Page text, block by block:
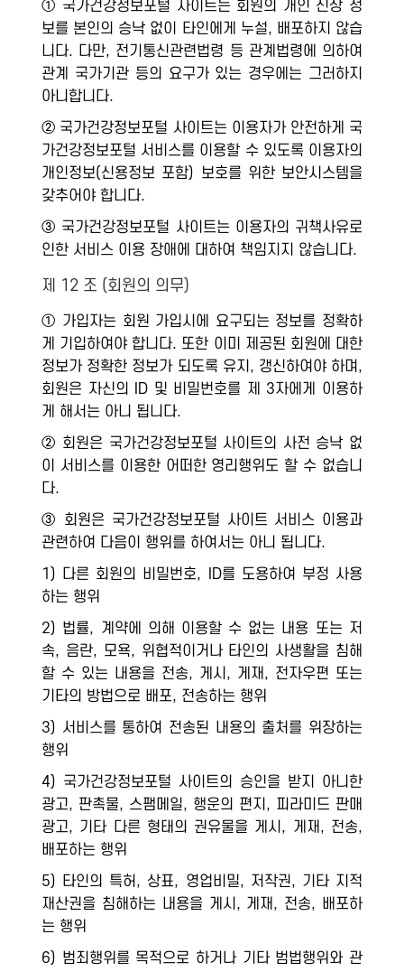
① 국가건강정보포털 사이트는 회원의 개인 신상 정
보를 본인의 승낙 없이 타인에게 누설, 배포하지 않습
니다. 다만, 전기통신관련법령 등 관계법령에 의하여
관계 국가기관 등의 요구가 있는 경우에는 그러하지
아니합니다.
② 국가건강정보포털 사이트는 이용자가 안전하게 국
가건강정보포털 서비스를 이용할 수 있도록 이용자의
개인정보(신용정보 포함) 보호를 위한 보안시스템을
갖추어야 합니다.
③ 국가건강정보포털 사이트는 이용자의 귀책사유로
인한 서비스 이용 장애에 대하여 책임지지 않습니다.
제 12 조 (회원의 의무)
① 가입자는 회원 가입시에 요구되는 정보를 정확하
게 기입하여야 합니다. 또한 이미 제공된 회원에 대한
정보가 정확한 정보가 되도록 유지, 갱신하여야 하며,
회원은 자신의 ID 및 비밀번호를 제 3자에게 이용하
게 해서는 아니 됩니다.
② 회원은 국가건강정보포털 사이트의 사전 승낙 없
이 서비스를 이용한 어떠한 영리행위도 할 수 없습니
다.
③ 회원은 국가건강정보포털 사이트 서비스 이용과
관련하여 다음이 행위를 하여서는 아니 됩니다.
1) 다른 회원의 비밀번호, ID를 도용하여 부정 사용
하는 행위
2) 법률, 계약에 의해 이용할 수 없는 내용 또는 저
속, 음란, 모욕, 위협적이거나 타인의 사생활을 침해
할 수 있는 내용을 전송, 게시, 게재, 전자우편 또는
기타의 방법으로 배포, 전송하는 행위
3) 서비스를 통하여 전송된 내용의 출처를 위장하는
행위
4) 국가건강정보포털 사이트의 승인을 받지 아니한
광고, 판촉물, 스팸메일, 행운의 편지, 피라미드 판매
광고, 기타 다른 형태의 권유물을 게시, 게재, 전송,
배포하는 행위
5) 타인의 특허, 상표, 영업비밀, 저작권, 기타 지적
재산권을 침해하는 내용을 게시, 게재, 전송, 배포하
는 행위
6) 범죄행위를 목적으로 하거나 기타 범법행위와 관